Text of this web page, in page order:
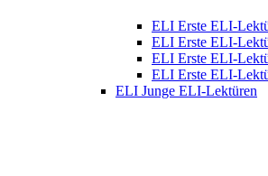
ELI Erste ELI-
ELI Erste ELI-
ELI Erste ELI-
ELI Erste ELI-
ELI Junge ELI-Lektüren